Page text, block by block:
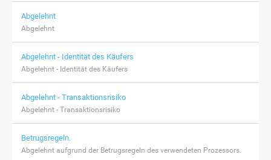
Abgelehnt
Abgelehnt
Abgelehnt - Identität des Käufers
Abgelehnt - Identität des Käufers
Abgelehnt - Transaktionsrisiko
Abgelehnt - Transaktionsrisiko
Betrugsregeln.
Abgelehnt aufgrund der Betrugsregeln des verwendeten Prozessors.